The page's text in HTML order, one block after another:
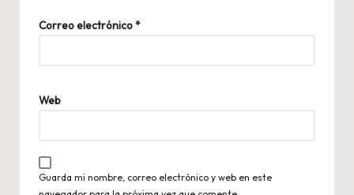
Correo electrónico*
Web
Guarda mi nombre, correo electrónico y web en este